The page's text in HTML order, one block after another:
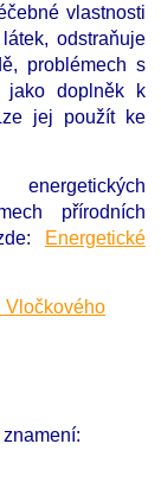
vlastnosti
odstraňuje
problémech s
jako doplněk k
jej použít ke
přírodních
Energetické
Vločkového